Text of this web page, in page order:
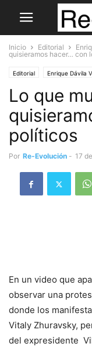
Inicio Editorial
quisieramos hacer… con
Editorial Enrique Dávila
Lo que
políticos
Por Re-Evolución - 17
En un video que
observar una
donde los
Vitaly Zhuravsky,
del expresidente